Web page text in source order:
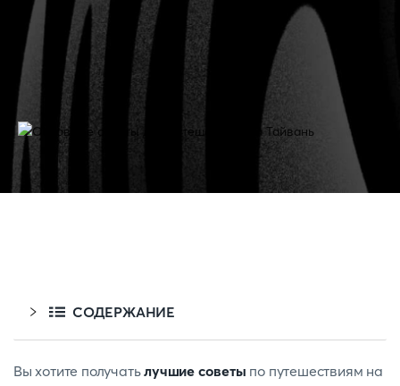
СОДЕРЖАНИЕ
Вы хотите получатьлучшие советы по путешествиям на